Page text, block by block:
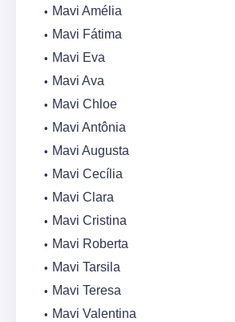
Mavi Amélia
Mavi Fátima
Mavi Eva
Mavi Ava
Mavi Chloe
Mavi Antônia
Mavi Augusta
Mavi Cecília
Mavi Clara
Mavi Cristina
Mavi Roberta
Mavi Tarsila
Mavi Teresa
Mavi Valentina